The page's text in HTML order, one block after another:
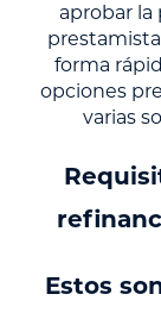
aprobar
forma
opciones
varias
Estos